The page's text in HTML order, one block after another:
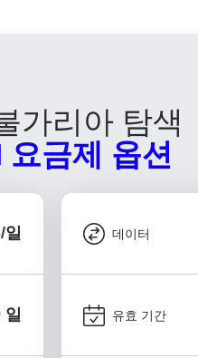
가리아 탐색
요금제 옵션
일
일
데이터
유효 기간